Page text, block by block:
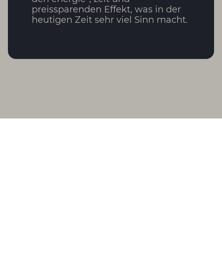
preissparenden Effekt, was in der
heutigen Zeit sehr viel Sinn macht.